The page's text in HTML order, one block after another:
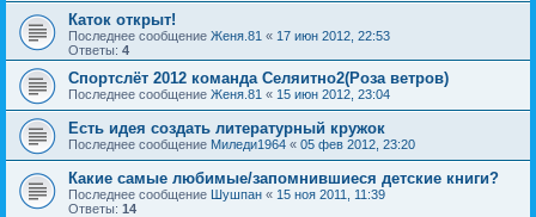
Каток открыт!
Последнее сообщение Женя.81 « 17 июн 2012, 22:53
Ответы: 4
Спортслёт 2012 команда Селяитно2(Роза ветров)
Последнее сообщение Женя.81 « 15 июн 2012, 23:04
Есть идея создать литературный кружок
Последнее сообщение Миледи1964 « 05 фев 2012, 23:20
Какие самые любимые/запомнившиеся детские книги?
Последнее сообщение Шушпан « 15 ноя 2011, 11:39
Ответы: 14